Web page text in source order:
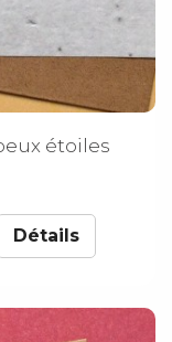
étoiles
Détails